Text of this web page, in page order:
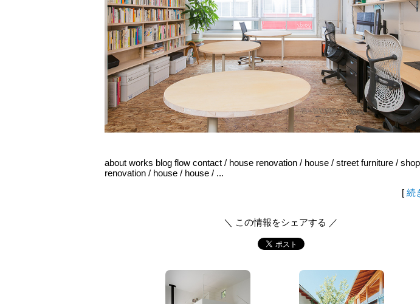
about works blog flow contact / house renovation / house / street furniture /
renovation / house / house / ...
[ 続
＼ この情報をシェアする ／